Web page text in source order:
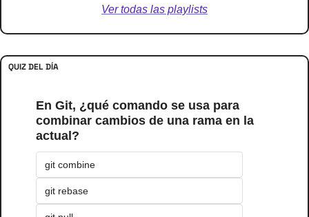
Ver todas las playlists
QUIZ DEL DÍA
En Git, ¿qué comando se usa para
combinar cambios de una rama en la
actual?
git combine
git rebase